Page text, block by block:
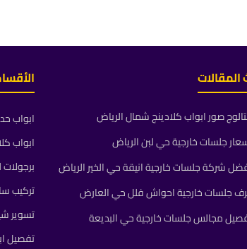
المقالات
صور ابواب كلادينج شمال الرياض
جلسات خارجية حي لبن الرياض
شركة جلسات خارجية انيقة حي الخير الرياض
جلسات خارجية احواش فلل حي العارض
مجالس جلسات خارجية حي البديعة
ابواب
ابواب
تركيب
تسوير
تفصيل